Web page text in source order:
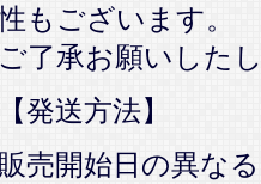
もございます。
ご了承お願いした
【発送方法】
販売開始日の異な